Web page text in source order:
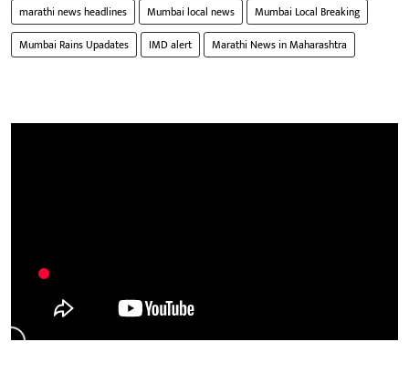
marathi news headlines
Mumbai local news
Mumbai Local Breaking
Mumbai Rains Upadates
IMD alert Marathi News in Maharashtra